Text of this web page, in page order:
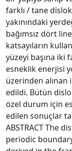
farklı / tane
yakınındaki
bağımsız dört
katsayıların
yüzeyi başına iki
esneklik enerjisi
üzerinden
edildi. Bütün
özel durum için
edilen sonuçlar
ABSTRACT The
periodic